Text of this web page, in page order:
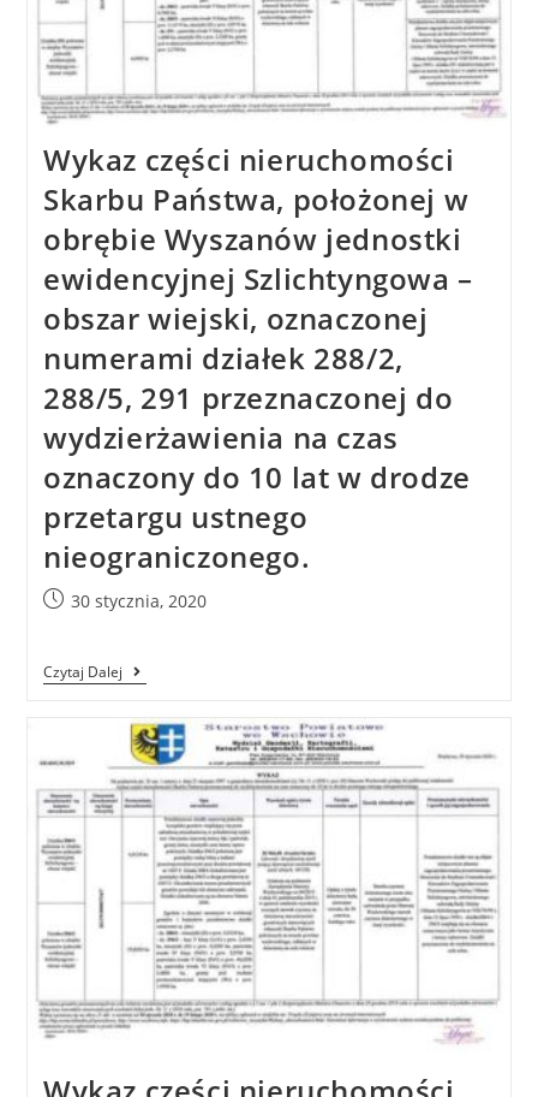
Wykaz części nieruchomości
Skarbu Państwa, położonej w
obrębie Wyszanów jednostki
ewidencyjnej Szlichtyngowa –
obszar wiejski, oznaczonej
numerami działek 288/2,
288/5, 291 przeznaczonej do
wydzierżawienia na czas
oznaczony do 10 lat w drodze
przetargu ustnego
nieograniczonego.
30 stycznia, 2020
Czytaj Dalej